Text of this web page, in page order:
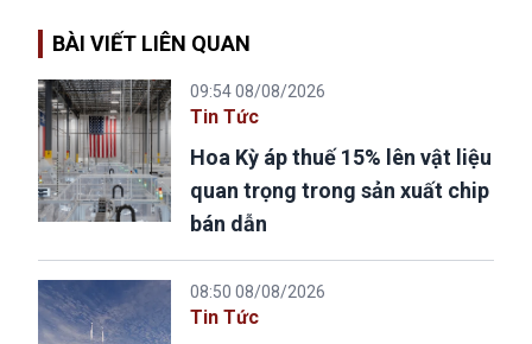
BÀI VIẾT LIÊN QUAN
09:54 08/08/2026
Tin Tức
Hoa Kỳ áp thuế 15% lên vật liệu
quan trọng trong sản xuất chip
bán dẫn
08:50 08/08/2026
Tin Tức